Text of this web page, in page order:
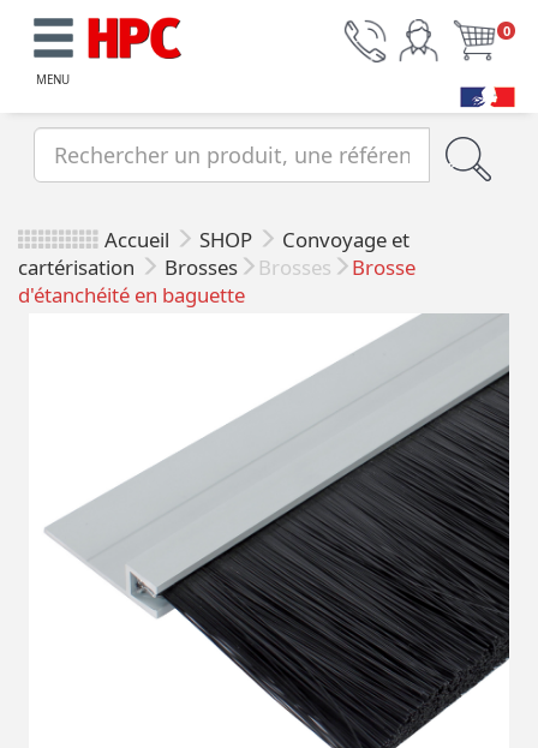
MENU
0
Accueil SHOP
Convoyage et
cartérisation
Brosses Brosses
Brosse
d'étanchéité en baguette